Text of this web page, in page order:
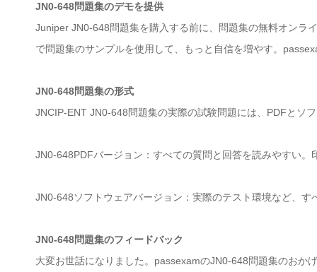
JN0-648問題集のデモを提供
Juniper JN0-648問題集を購入する前に、問題集の無料オンラ
で問題集のサンプルを使用して、もっと自信を増やす。
JN0-648問題集の形式
JNCIP-ENT JN0-648問題集の実際の試験問題には、PDFとソ
JN0-648PDFバージョン：すべての質問と回答を読みやすい
JN0-648ソフトウェアバージョン：実際のテスト環境など、す
JN0-648問題集のフィードバック
大変お世話になりました。passexamのJN0-648問題集のおか